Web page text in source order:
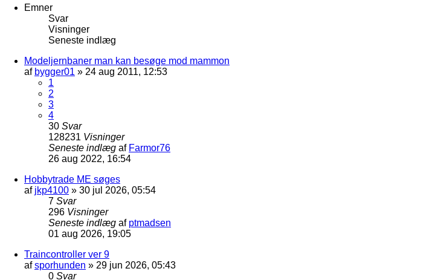
Emner
Svar
Visninger
Seneste indlæg
Modeljernbaner man kan besøge mod mammon
af bygger01 » 24 aug 2011, 12:53
1
2
3
4
30 Svar
128231 Visninger
Seneste indlæg af Farmor76
26 aug 2022, 16:54
Hobbytrade ME søges
af jkp4100 » 30 jul 2026, 05:54
7 Svar
296 Visninger
Seneste indlæg af ptmadsen
01 aug 2026, 19:05
Traincontroller ver 9
afsporhunden » 29 jun 2026, 05:43
0 Svar